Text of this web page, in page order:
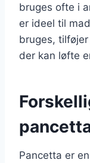
bruges ofte i
er ideel til
bruges,
der kan løfte
Pancetta er